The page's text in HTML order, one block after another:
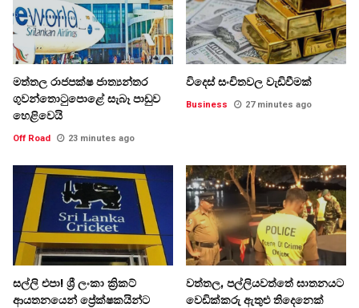
මත්තල රාජපක්ෂ ජාත්‍යන්තර
ගුවන්තොටුපොළේ සැබෑ පාඩුව
හෙළිවෙයි
Off Road 23 minutes ago
විදෙස් සංචිතවල වැඩිවීමක්
Business 27 minutes ago
සල්ලි එපා! ශ්‍රී ලංකා ක්‍රිකට්
ආයතනයෙන් ප්‍රේක්ෂකයින්ට
වත්තල, පල්ලියවත්තේ ඝාතනයට
වෙඩික්කරු ඇතුළු තිදෙනෙක්